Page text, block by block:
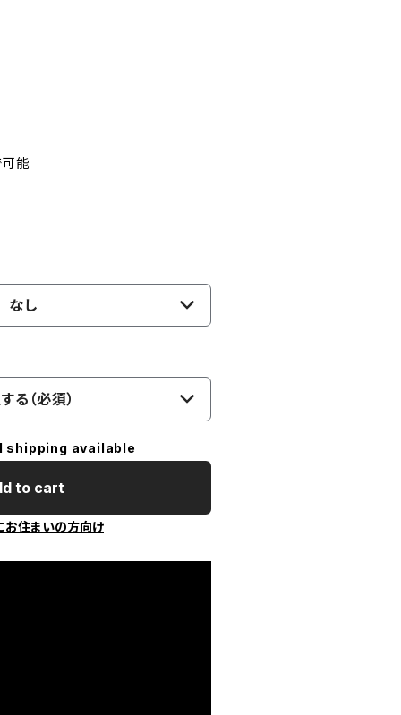
可能
なし
る（必須）
shipping available
to cart
お住まいの方向け